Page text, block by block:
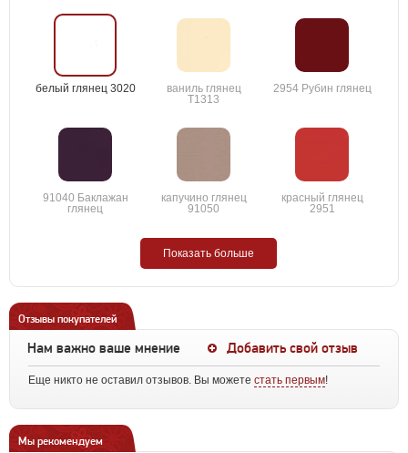
белый глянец 3020
ваниль глянец
T1313
2954 Рубин глянец
91040 Баклажан
глянец
капучино глянец
91050
красный глянец
2951
Показать больше
Отзывы покупателей
Нам важно ваше мнение Добавить свой отзыв
Еще никто не оставил отзывов. Вы можете стать первым!
Мы рекомендуем